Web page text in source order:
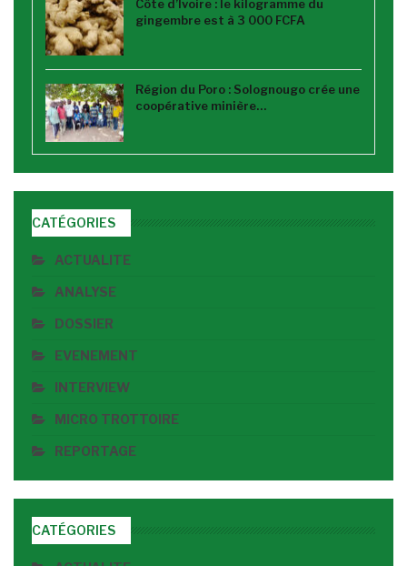
Côte d’Ivoire : le kilogramme du
gingembre est à 3 000 FCFA
Région du Poro : Solognougo crée une
coopérative minière…
CATÉGORIES
ACTUALITE
ANALYSE
DOSSIER
EVENEMENT
INTERVIEW
MICRO TROTTOIRE
REPORTAGE
CATÉGORIES